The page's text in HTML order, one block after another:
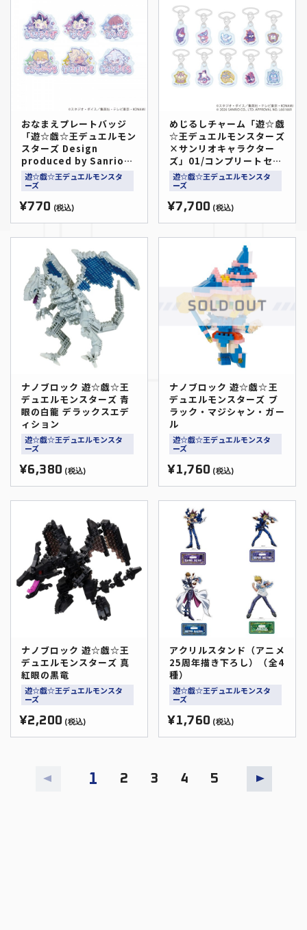
おなまえプレートバッジ
「遊☆戯☆王デュエルモン
スターズ Design
produced by Sanrio」
(コラボイラスト)（全6
種）
遊☆戯☆王デュエルモンスタ
ーズ
¥770 (税込)
めじるしチャーム「遊☆戯
☆王デュエルモンスターズ
×サンリオキャラクター
ズ」01/コンプリートセッ
ト(全10種)(コラボイラス
ト)
遊☆戯☆王デュエルモンスタ
ーズ
¥7,700 (税込)
ナノブロック 遊☆戯☆王
デュエルモンスターズ 青
眼の白龍 デラックスエデ
ィション
遊☆戯☆王デュエルモンスタ
ーズ
¥6,380 (税込)
ナノブロック 遊☆戯☆王
デュエルモンスターズ ブ
ラック・マジシャン・ガー
ル
遊☆戯☆王デュエルモンスタ
ーズ
¥1,760 (税込)
ナノブロック 遊☆戯☆王
デュエルモンスターズ 真
紅眼の黒竜
遊☆戯☆王デュエルモンスタ
ーズ
¥2,200 (税込)
アクリルスタンド（アニメ
25周年描き下ろし）（全4
種）
遊☆戯☆王デュエルモンスタ
ーズ
¥1,760 (税込)
1 2 3 4 5